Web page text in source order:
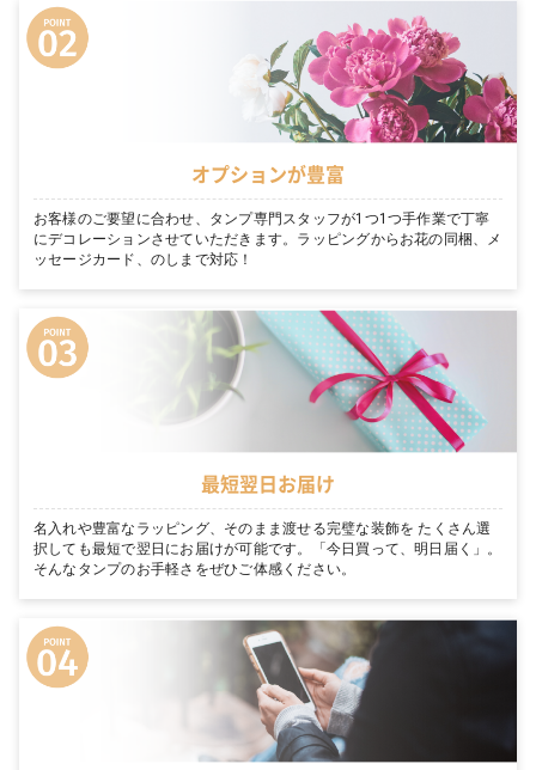
オプションが豊富
お客様のご要望に合わせ、タンプ専門スタッフが1つ1つ手作業で丁寧
にデコレーションさせていただきます。ラッピングからお花の同梱、メ
ッセージカード、のしまで対応！
最短翌日お届け
名入れや豊富なラッピング、そのまま渡せる完璧な装飾を たくさん選
択しても最短で翌日にお届けが可能です。「今日買って、明日届く」。
そんなタンプのお手軽さをぜひご体感ください。